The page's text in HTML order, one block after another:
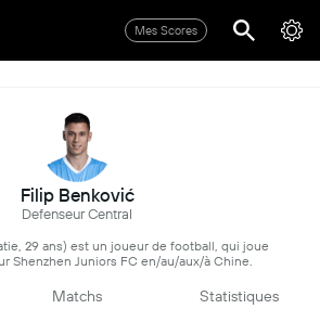
Mes Scores
Filip Benković
Defenseur Central
29 ans) est un joueur de football, qui joue
Shenzhen Juniors FC en/au/aux/à Chine.
Matchs Statistiques